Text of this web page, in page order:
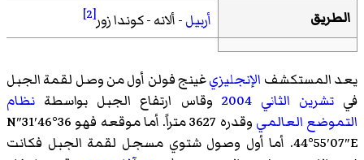
الطريق أربيل- ألانه - كوندا زور[2]
يعد المستكشف الإنجليزيغينج فولن أول من وصل لقمة الجبل
فيتشرين الثاني 2004 وقاس ارتفاع الجبل بواسطة نظام
التموضع العالمي
وقدره 3627 متراً. أما موقعه فهو 36°46′31″N
44°55′07″E. أما أول وصول شتوي مسجل لقمة الجبل فكانت